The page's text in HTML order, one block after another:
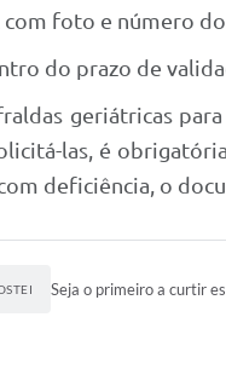
foto e número
do prazo de
geriátricas
las, é
deficiência, o
Seja o primeiro a curtir